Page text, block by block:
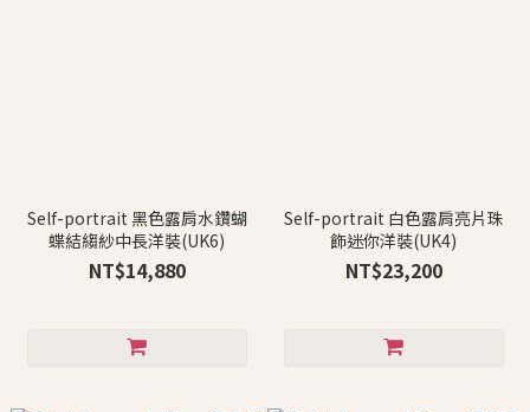
Self-portrait 黑色露肩水鑽蝴
蝶結縐紗中長洋裝(UK6)
NT$14,880
Self-portrait 白色露肩亮片珠
飾迷你洋裝(UK4)
NT$23,200